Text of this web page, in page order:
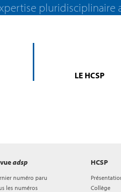
pluridisciplinaire
LE HCSP
HCSP
Collège
adsp
numéro paru
les numéros